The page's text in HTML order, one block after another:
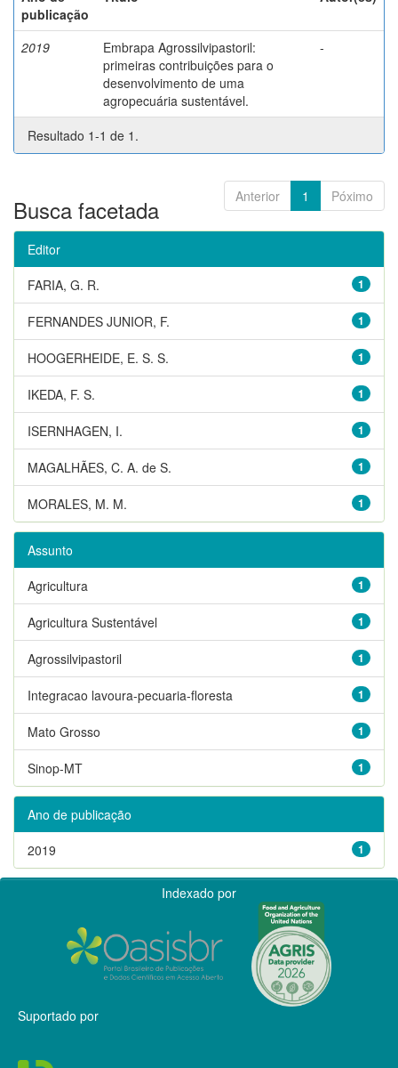
publicação
2019
Embrapa Agrossilvipastoril:
primeiras contribuições para o
desenvolvimento de uma
agropecuária sustentável.
-
Resultado 1-1 de 1.
Anterior 1 Póximo
Busca facetada
Editor
1
FARIA, G. R.
1
FERNANDES JUNIOR, F.
1
HOOGERHEIDE, E. S. S.
1
IKEDA, F. S.
1
ISERNHAGEN, I.
1
MAGALHÃES, C. A. de S.
1
MORALES, M. M.
Assunto
1
Agricultura
1
Agricultura Sustentável
1
Agrossilvipastoril
1
Integracao lavoura-pecuaria-floresta
1
Mato Grosso
1
Sinop-MT
Ano de publicação
1
2019
Indexado por
Suportado por